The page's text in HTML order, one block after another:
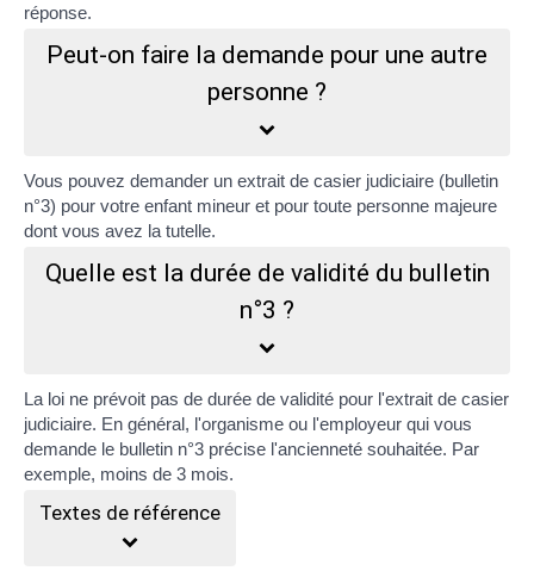
réponse.
Peut-on faire la demande pour une autre
personne ?
Vous pouvez demander un extrait de casier judiciaire (bulletin
n°3) pour votre enfant mineur et pour toute personne majeure
dont vous avez la tutelle.
Quelle est la durée de validité du bulletin
n°3 ?
La loi ne prévoit pas de durée de validité pour l'extrait de casier
judiciaire. En général, l'organisme ou l'employeur qui vous
demande le bulletin n°3 précise l'ancienneté souhaitée. Par
exemple, moins de 3 mois.
Textes de référence